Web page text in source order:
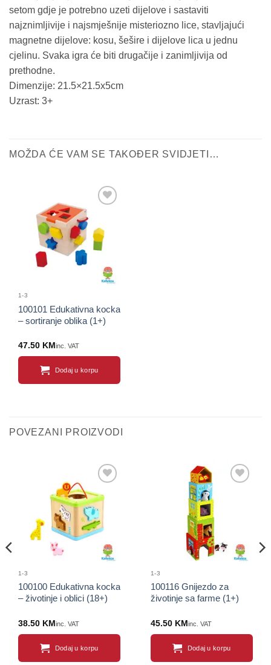
setom gdje je potrebno uzeti dijelove i sastaviti
najznimljivije i najsmješnije misteriozno lice, stavljajući
magnetne dijelove: kosu, šešire i dijelove lica u jednu
cjelinu. Svaka igra će biti drugačije i zanimljivija od
prethodne.
Dimenzije: 21.5×21.5x5cm
Uzrast: 3+
MOŽDA ĆE VAM SE TAKOĐER SVIDJETI…
proizvod
1-3
100101 Edukativna kocka
– sortiranje oblika (1+)
47.50 KM inc. VAT
Dodaj u korpu
POVEZANI PROIZVODI
Sačuvaj
proizvod
1-3
100100 Edukativna kocka
– životinje i oblici (18+)
38.50 KM inc. VAT
Dodaj u korpu
1-3
100116 Gnijezdo za
životinje sa farme (1+)
45.50 KM inc. VAT
Dodaj u korpu